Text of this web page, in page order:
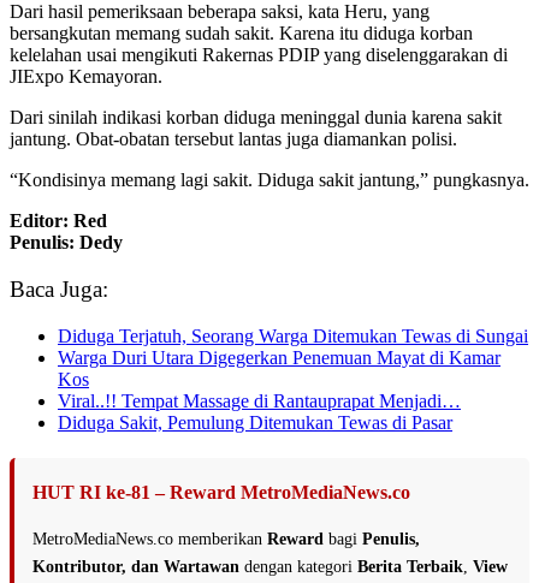
Dari hasil pemeriksaan beberapa saksi, kata Heru, yang
bersangkutan memang sudah sakit. Karena itu diduga korban
kelelahan usai mengikuti Rakernas PDIP yang diselenggarakan di
JIExpo Kemayoran.
Dari sinilah indikasi korban diduga meninggal dunia karena sakit
jantung. Obat-obatan tersebut lantas juga diamankan polisi.
“Kondisinya memang lagi sakit. Diduga sakit jantung,” pungkasnya.
Editor: Red
Penulis: Dedy
Baca Juga:
Diduga Terjatuh, Seorang Warga Ditemukan Tewas di Sungai
Warga Duri Utara Digegerkan Penemuan Mayat di Kamar
Kos
Viral..!! Tempat Massage di Rantauprapat Menjadi…
Diduga Sakit, Pemulung Ditemukan Tewas di Pasar
HUT RI ke-81 – Reward MetroMediaNews.co
MetroMediaNews.co memberikan Reward bagi Penulis,
Kontributor, dan Wartawan dengan kategori Berita Terbaik View